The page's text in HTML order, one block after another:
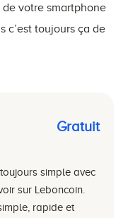
votre smartphone
c’est toujours ça de
Gratuit
simple avec
sur Leboncoin.
rapide et